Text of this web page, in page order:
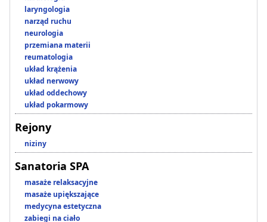
laryngologia
narząd ruchu
neurologia
przemiana materii
reumatologia
układ krążenia
układ nerwowy
układ oddechowy
układ pokarmowy
Rejony
niziny
Sanatoria SPA
masaże relaksacyjne
masaże upiększające
medycyna estetyczna
zabiegi na ciało